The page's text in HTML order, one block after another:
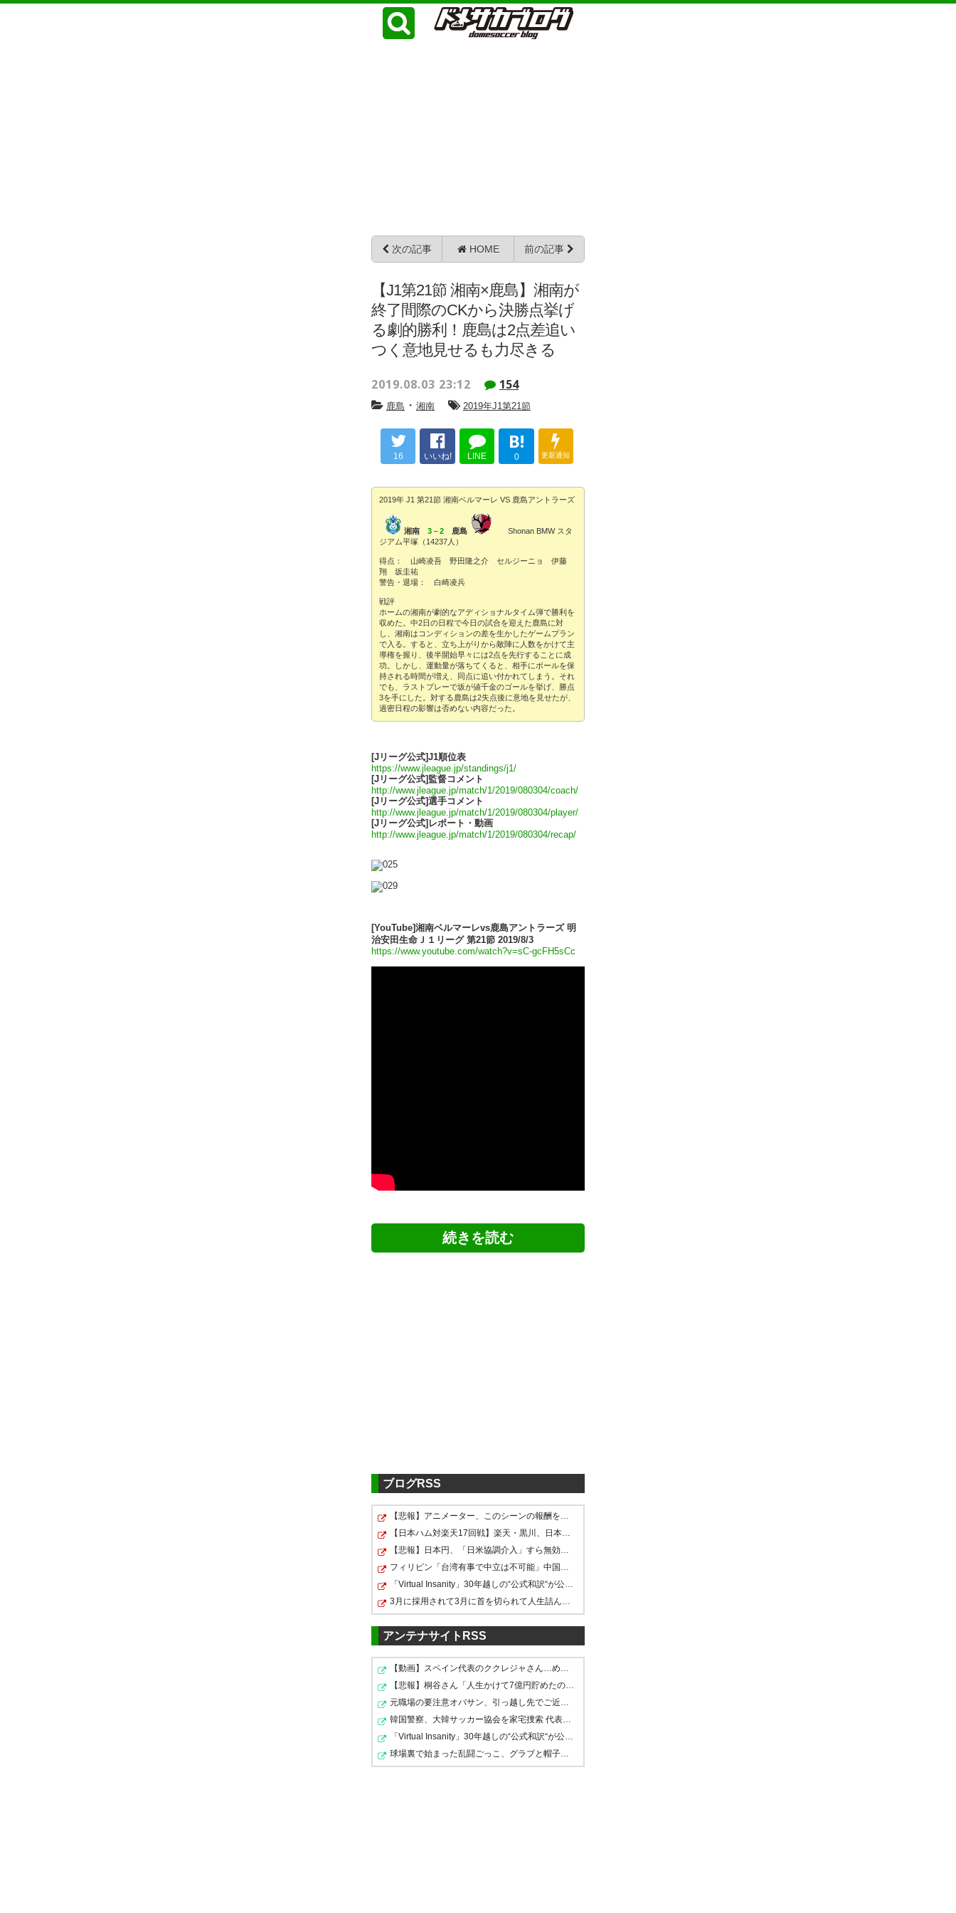
次の記事 HOME 前の記事
【J1第21節 湘南×鹿島】湘南が
終了間際のCKから決勝点挙げ
る劇的勝利！鹿島は2点差追い
つく意地見せるも力尽きる
2019.08.03 23:12 154
鹿島 ・ 湘南 2019年J1第21節
16 いいね! LINE
B!
0 更新通知
2019年 J1 第21節 湘南ベルマーレ VS 鹿島アントラーズ
湘南 3－2 鹿島
Shonan BMW スタ
ジアム平塚（14237人）
得点： 山崎凌吾 野田隆之介 セルジーニョ 伊藤
翔 坂圭祐
警告・退場： 白崎凌兵
戦評
ホームの湘南が劇的なアディショナルタイム弾で勝利を
収めた。中2日の日程で今日の試合を迎えた鹿島に対
し、湘南はコンディションの差を生かしたゲームプラン
で入る。すると、立ち上がりから敵陣に人数をかけて主
導権を握り、後半開始早々には2点を先行することに成
功。しかし、運動量が落ちてくると、相手にボールを保
持される時間が増え、同点に追い付かれてしまう。それ
でも、ラストプレーで坂が値千金のゴールを挙げ、勝点
3を手にした。対する鹿島は2失点後に意地を見せたが、
過密日程の影響は否めない内容だった。
[Jリーグ公式]J1順位表
https://www.jleague.jp/standings/j1/
[Jリーグ公式]監督コメント
http://www.jleague.jp/match/1/2019/080304/coach/
[Jリーグ公式]選手コメント
http://www.jleague.jp/match/1/2019/080304/player/
[Jリーグ公式]レポート・動画
http://www.jleague.jp/match/1/2019/080304/recap/
[YouTube]湘南ベルマーレvs鹿島アントラーズ 明
治安田生命Ｊ１リーグ 第21節 2019/8/3
https://www.youtube.com/watch?v=sC-gcFH5sCc
すっげーやったー！！！勝っ
た！！！#湘南ベルマーレ
— KT potman (pa_potman)
2019, 8月 3
坂マジかよ！！！ 去年と同じ終
わり方でベルマーレ勝
利！！！！！！ やたーーっ！！
#bellmare #湘南ベルマーレ
https://t.co/TG8mTgUoxC
やったーーーーーー！ サヨナラ
勝ち！ #bellmare
— げた (geta60shounan)2019,
8月 3
やりやがった！！ ＼湘南圧勝／
#bellmare
https://t.co/jAW4wcBP2b
— 時のbellrock
(shonanbellrock)2019, 8月 3
— きたさま＠膠柱而鼓瑟
(u1_221B)2019, 8月 3
J1リーグ第21節ホーム、鹿島ア
ントラーズ戦は山﨑選手、野田
選手、そして後半アディショナ
ルタイムに坂選手の得点で
3−2、ホームでGET3！！ 本日も
最後の最後まで熱いご声援、誠
にありがとうございました！！
#bellmare
https://t.co/Rs634jY5ys
ブログRSS
【悲報】アニメーター、このシーンの報酬を公開するｗｗ…
【日本ハム対楽天17回戦】楽天・黒川、日本ハム・達から…
【悲報】日本円、「日米協調介入」すら無効化してしまう
フィリピン「台湾有事で中立は不可能」中国に覚悟表明
「Virtual Insanity」30年越しの“公式和訳“が公開される
3月に採用されて3月に首を切られて人生詰んだ話をしたい
アンテナサイトRSS
【動画】スペイン代表のククレジャさん…めちゃくちゃ格好…
【悲報】桐谷さん「人生かけて7億円貯めたのにガンで死ぬ…
元職場の要注意オバサン、引っ越し先でご近所になり粘着…
韓国警察、大韓サッカー協会を家宅捜索 代表監督選考巡り
「Virtual Insanity」30年越しの“公式和訳“が公開される
球場裏で始まった乱闘ごっこ、グラブと帽子を投げ捨てて…